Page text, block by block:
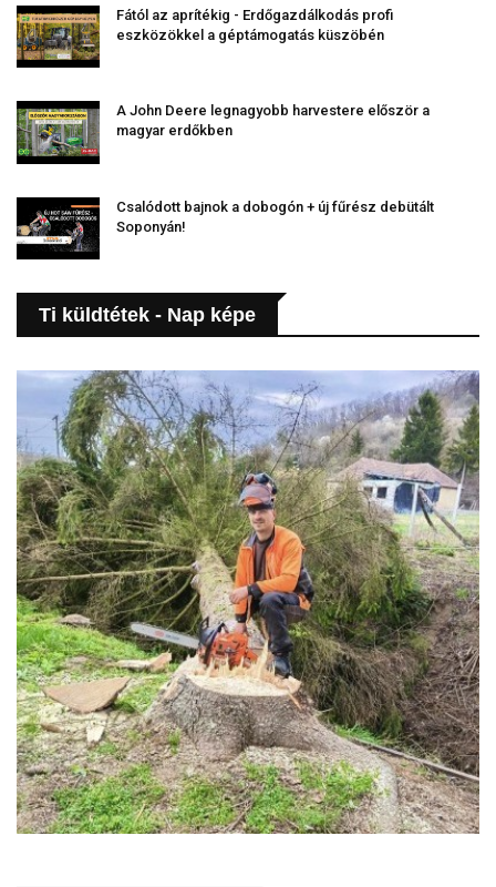
Fától az aprítékig - Erdőgazdálkodás profi
eszközökkel a géptámogatás küszöbén
A John Deere legnagyobb harvestere először a
magyar erdőkben
Csalódott bajnok a dobogón + új fűrész debütált
Soponyán!
Ti küldtétek - Nap képe